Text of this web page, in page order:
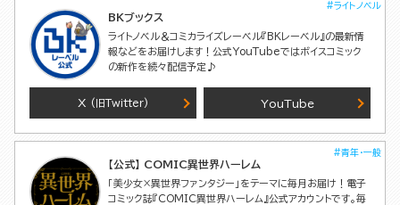
BKブックス
#ライトノベル
ライトノベル＆コミカライズレーベル『BKレーベル』の最新情
報などをお届けします！公式YouTubeではボイスコミック
の新作を続々配信予定♪
X (旧Twitter) YouTube
【公式】 COMIC異世界ハーレム
#青年・一般
「美少女×異世界ファンタジー」をテーマに毎月お届け！電子
コミック誌『COMIC異世界ハーレム』公式アカウントです。毎